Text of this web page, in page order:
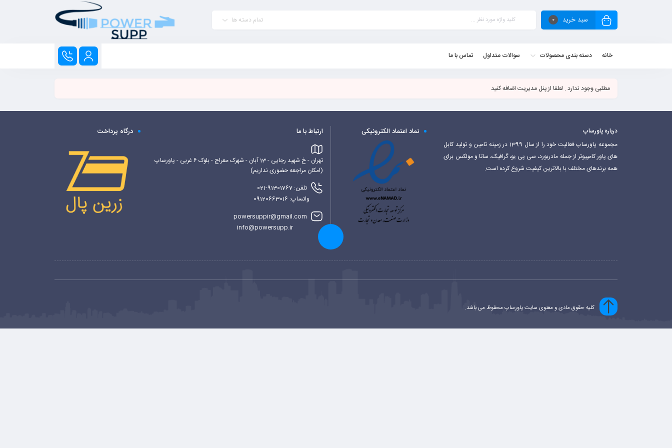
سبد خرید 0 تمام دسته ها
خانه دسته بندی محصولات سوالات متداول تماس با ما
مطلبی وجود ندارد . لطفا از پنل مدیریت اضافه کنید
درباره پاورساپ
مجموعه پاورساپ فعالیت خود را از سال 1399 در زمینه تامین و تولید کابل
های پاور کامپیوتر از جمله مادربورد، سی پی یو، گرافیک، ساتا و مولکس برای
همه برندهای مختلف با بالاترین کیفیت شروع کرده است.
نماد اعتماد الکترونیکی ارتباط با ما
تهران - خ شهید رجایی - 13 آبان - شهرک معراج - بلوک 6 غربی - پاورساپ
(امکان مراجعه حضوری نداریم)
تلفن: 91301767-021
واتساپ: 09120663016
powersuppir@gmail.com
info@powersupp.ir
درگاه پرداخت
کلیه حقوق مادی و معنوی سایت پاورساپ محفوظ می باشد.